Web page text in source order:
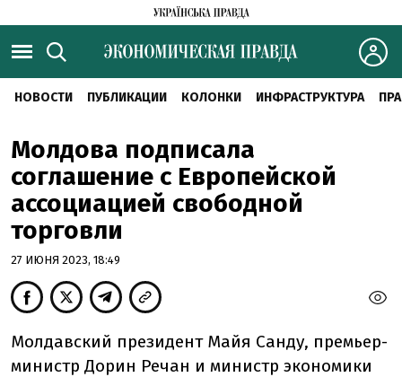
НОВОСТИ ПУБЛИКАЦИИ КОЛОНКИ ИНФРАСТРУКТУРА
Молдова подписала
соглашение с Европейской
ассоциацией свободной
торговли
27 ИЮНЯ 2023, 18:49
Молдавский президент Майя Санду, премьер-
министр Дорин Речан и министр экономики